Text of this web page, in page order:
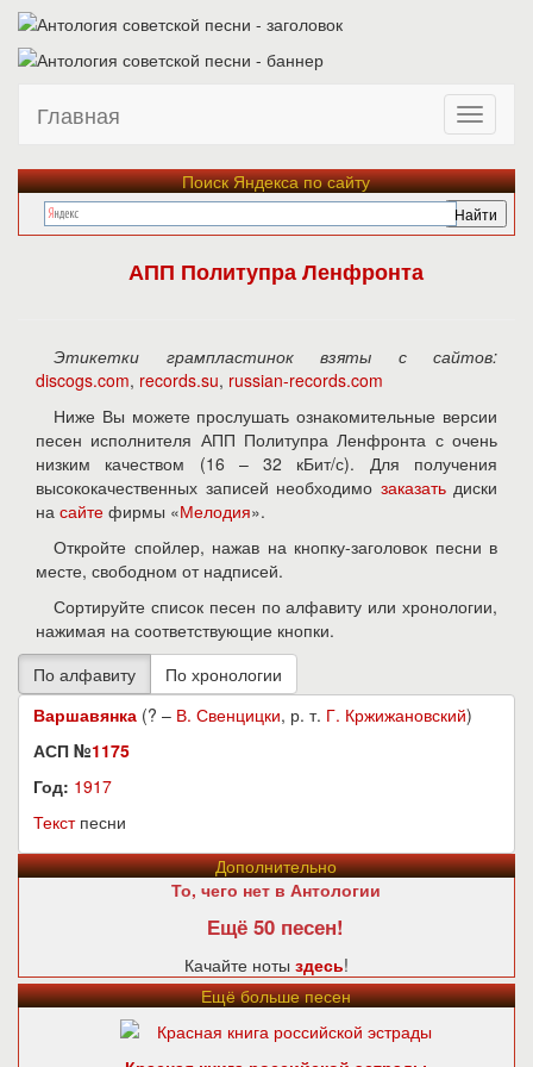
Главная
Поиск Яндекса по сайту
АПП Политупра Ленфронта
Этикетки грампластинок взяты с сайтов:
discogs.com, records.su, russian-records.com
Ниже Вы можете прослушать ознакомительные версии
песен исполнителя АПП Политупра Ленфронта с очень
низким качеством (16 – 32 кБит/с). Для получения
высококачественных записей необходимо заказатьдиски
на сайте фирмы «Мелодия».
Откройте спойлер, нажав на кнопку-заголовок песни в
месте, свободном от надписей.
Сортируйте список песен по алфавиту или хронологии,
нажимая на соответствующие кнопки.
Варшавянка (? – В. Свенцицки, р. т. Г. Кржижановский)
АСП №1175
Год: 1917
Текстпесни
Дополнительно
То, чего нет в Антологии
Ещё 50 песен!
Качайте ноты здесь!
Ещё больше песен